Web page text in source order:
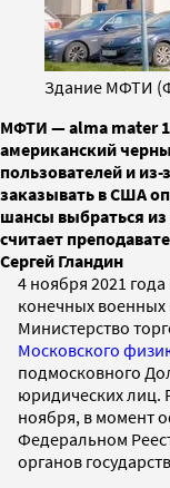
Здание МФТИ
МФТИ — alma mater
американский
пользователей и
заказывать в США
шансы выбраться
cчитает
Сергей Гландин
4 ноября 2021
конечных военных
Министерство
Московского
подмосковного
юридических лиц.
ноября, в момент
Федеральном
органов